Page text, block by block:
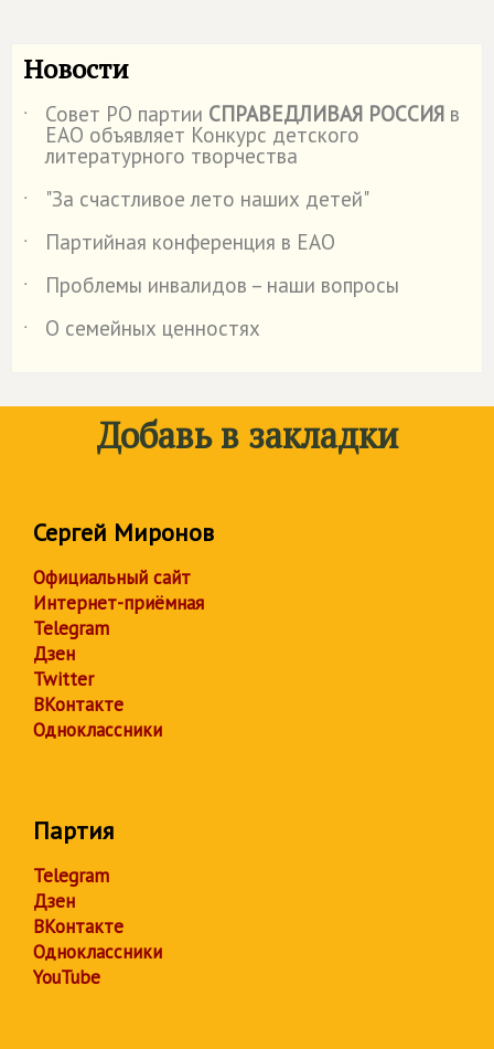
Новости
˙ Совет РО партии СПРАВЕДЛИВАЯ РОССИЯ в
ЕАО объявляет Конкурс детского
литературного творчества
˙
"За счастливое лето наших детей"
˙
Партийная конференция в ЕАО
˙
Проблемы инвалидов – наши вопросы
˙
О семейных ценностях
Добавь в закладки
Сергей Миронов
Официальный сайт
Интернет-приёмная
Telegram
Дзен
Twitter
ВКонтакте
Одноклассники
Партия
Telegram
Дзен
ВКонтакте
Одноклассники
YouTube